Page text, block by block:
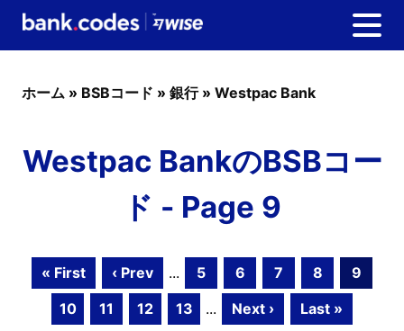
ホーム » BSBコード » 銀行» Westpac Bank
Westpac BankのBSBコー
ド - Page 9
« First ‹ Prev ... 5 6 7 8
9
10
11 12 13 ... Next › Last »